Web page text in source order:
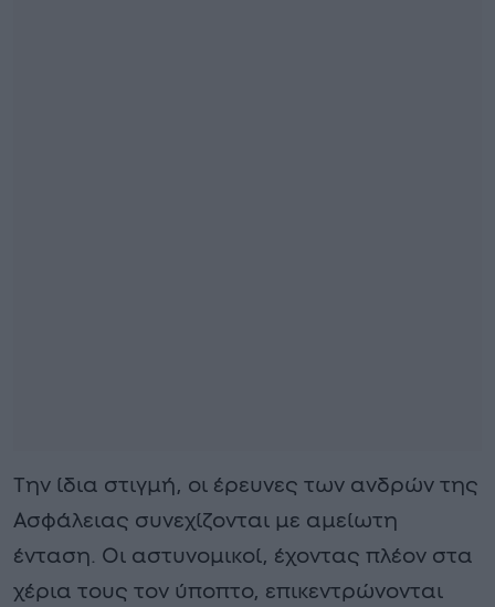
Την ίδια στιγμή, οι έρευνες των ανδρών της
Ασφάλειας συνεχίζονται με αμείωτη
ένταση. Οι αστυνομικοί, έχοντας πλέον στα
χέρια τους τον ύποπτο, επικεντρώνονται